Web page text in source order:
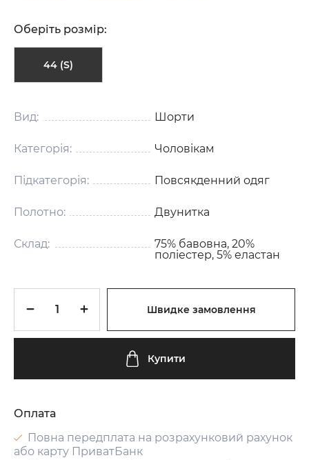
Оберіть розмір:
44 (S)
Вид: Шорти
Категорія: Чоловікам
Підкатегорія: Повсякденний одяг
Полотно: Двунитка
Склад:
75% бавовна, 20%
поліестер, 5% еластан
Швидке замовлення
Купити
Оплата
Повна передплата на розрахунковий рахунок
або карту ПриватБанк